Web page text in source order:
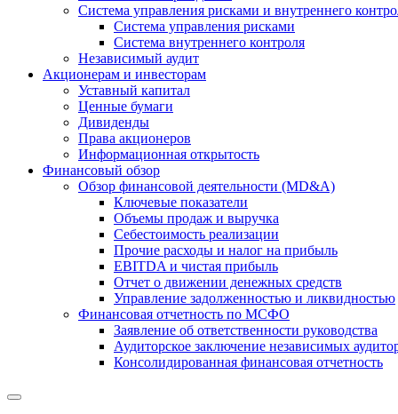
Система управления рисками и внутреннего
Система управления рисками
Система внутреннего контроля
Независимый аудит
Акционерам и инвесторам
Уставный капитал
Ценные бумаги
Дивиденды
Права акционеров
Информационная открытость
Финансовый обзор
Обзор финансовой деятельности (MD&A)
Ключевые показатели
Объемы продаж и выручка
Себестоимость реализации
Прочие расходы и налог на прибыль
EBITDA и чистая прибыль
Отчет о движении денежных средств
Управление задолженностью и ликвидностью
Финансовая отчетность по МСФО
Заявление об ответственности руководства
Аудиторское заключение независимых
Консолидированная финансовая отчетность